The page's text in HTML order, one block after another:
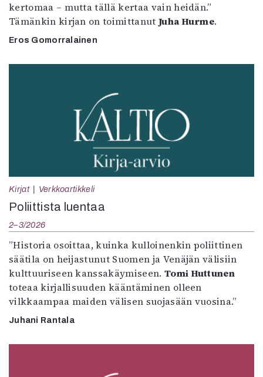
kertomaa – mutta tällä kertaa vain heidän.”
Tämänkin kirjan on toimittanut Juha Hurme.
Eros Gomorralainen
Kirjat Verkkoartikkeli
Poliittista luentaa
2–3/2026
”Historia osoittaa, kuinka kulloinenkin poliittinen
säätila on heijastunut Suomen ja Venäjän välisiin
kulttuuriseen kanssakäymiseen. Tomi Huttunen
toteaa kirjallisuuden kääntäminen olleen
vilkkaampaa maiden välisen suojasään vuosina.”
Juhani Rantala